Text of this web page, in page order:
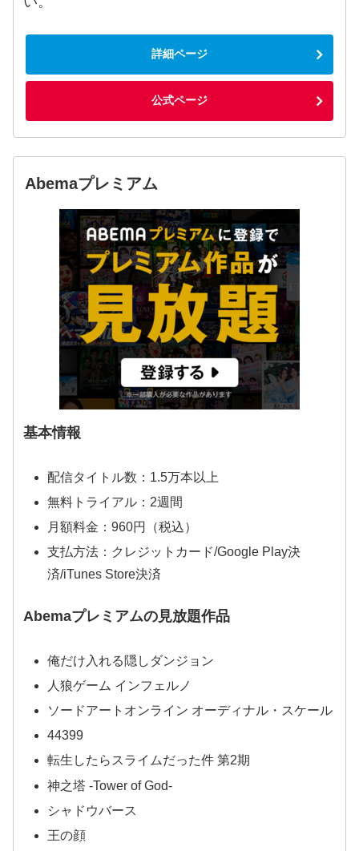
詳細ページ
公式ページ
Abemaプレミアム
基本情報
配信タイトル数：1.5万本以上
無料トライアル：2週間
月額料金：960円（税込）
支払方法：クレジットカード/Google Play決
済/iTunes Store決済
Abemaプレミアムの見放題作品
俺だけ入れる隠しダンジョン
人狼ゲーム インフェルノ
ソードアートオンライン オーディナル・スケール
44399
転生したらスライムだった件 第2期
神之塔 -Tower of God-
シャドウバース
王の顔